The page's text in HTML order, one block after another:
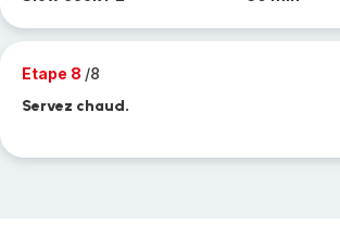
Etape 8 /8
Servez chaud.